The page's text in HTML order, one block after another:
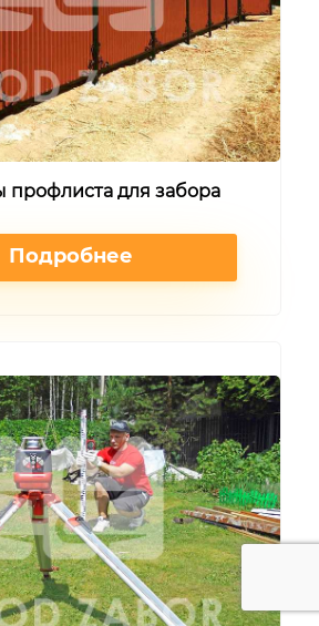
профлиста для забора
Подробнее